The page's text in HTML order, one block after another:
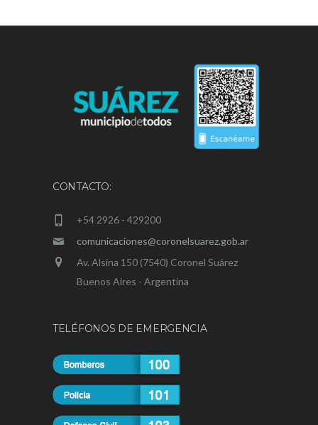
CONTACTO:
+54 2926 - 429200
comunicaciones@coronelsuarez.gob.ar
Av. Alsina 150 (7540) Coronel Suárez
Buenos Aires - Argentina
TELÉFONOS DE EMERGENCIA